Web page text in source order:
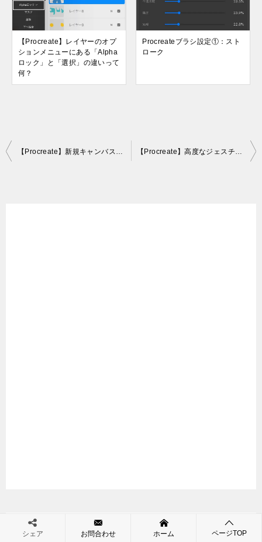
【Procreate】レイヤーのオプ
ションメニューにある「Alpha
ロック」と「選択」の違いって
何？
Procreateブラシ設定①：スト
ローク
投
【Procreate】新規キャンバスの作成とギャラリーの整理 【Procreate】高度なジェスチャコントロールの設定方法とおすすめの設定。
シェア お問合わせ ホーム ページTOP